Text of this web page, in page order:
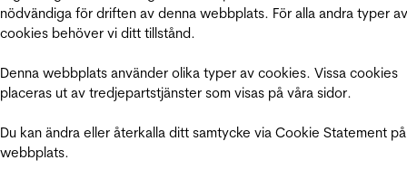
nödvändiga för driften av denna webbplats. För alla andra typer av
cookies behöver vi ditt tillstånd.
Denna webbplats använder olika typer av cookies. Vissa cookies
placeras ut av tredjepartstjänster som visas på våra sidor.
Du kan ändra eller återkalla ditt samtycke via Cookie Statement
webbplats.